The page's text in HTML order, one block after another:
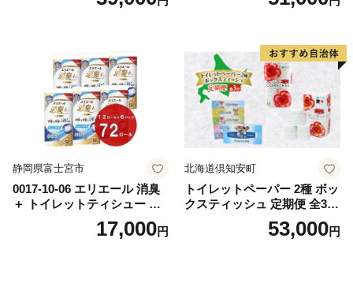
おもちゃ 拭き取り 手拭き 外
72ロール 全18種 花柄 プリン
ー 消耗品 備蓄 送料無料 北海
道 倶知安町 日用品
静岡県富士宮市
0017-10-06 エリエール 消臭
＋ トイレットティシュー し
っかり香るフレッシュクリア
の香り ダブル 12ロール×6パ
17,000円
北海道倶知安町
トイレットペーパー 2種 ボッ
クスティッシュ 定期便 全3
回 日本製 まとめ買い 防災
常備品 日用雑貨 消耗品 生活
53,000円